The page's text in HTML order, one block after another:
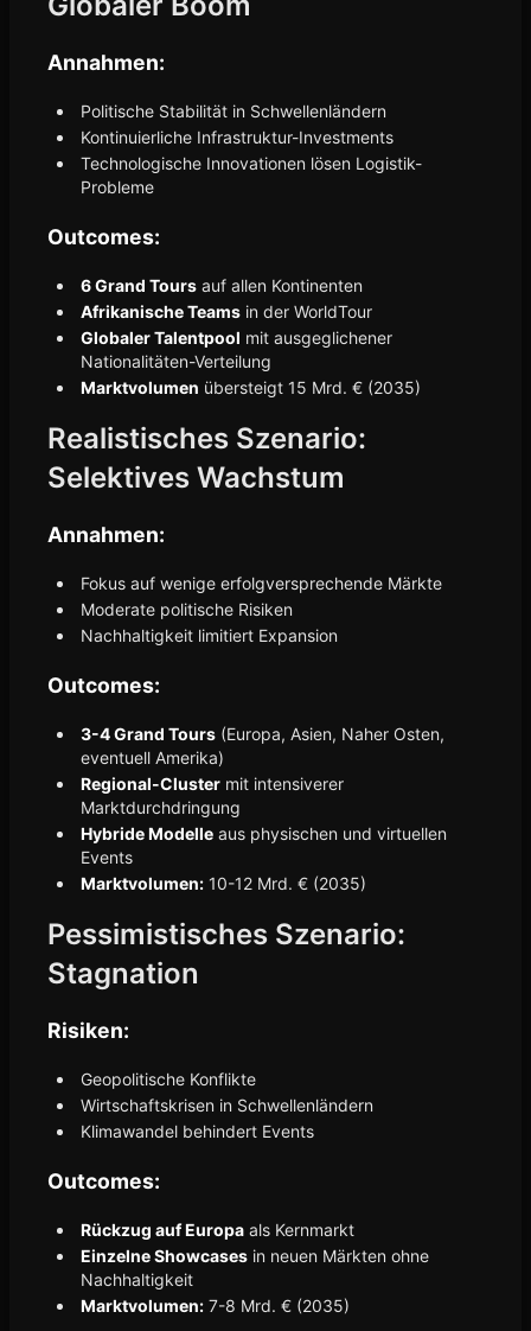
Annahmen:
Politische Stabilität in Schwellenländern
Kontinuierliche Infrastruktur-Investments
Technologische Innovationen lösen Logistik-
Probleme
Outcomes:
6 Grand Tours auf allen Kontinenten
Afrikanische Teams in der WorldTour
Globaler Talentpool mit ausgeglichener
Nationalitäten-Verteilung
Marktvolumen übersteigt 15 Mrd. € (2035)
Realistisches Szenario:
Selektives Wachstum
Annahmen:
Fokus auf wenige erfolgversprechende Märkte
Moderate politische Risiken
Nachhaltigkeit limitiert Expansion
Outcomes:
3-4 Grand Tours (Europa, Asien, Naher Osten,
eventuell Amerika)
Regional-Cluster mit intensiverer
Marktdurchdringung
Hybride Modelle aus physischen und virtuellen
Events
Marktvolumen: 10-12 Mrd. € (2035)
Pessimistisches Szenario:
Stagnation
Risiken:
Geopolitische Konflikte
Wirtschaftskrisen in Schwellenländern
Klimawandel behindert Events
Outcomes:
Rückzug auf Europa als Kernmarkt
Einzelne Showcases in neuen Märkten ohne
Nachhaltigkeit
Marktvolumen: 7-8 Mrd. € (2035)